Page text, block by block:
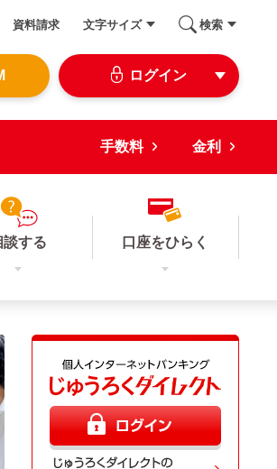
資料請求 文字サイズ 検索
ログイン
手数料 金利
談する 口座をひらく